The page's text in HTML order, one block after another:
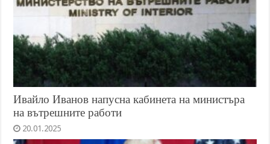
Ивайло Иванов напусна кабинета на министъра
на вътрешните работи
20.01.2025